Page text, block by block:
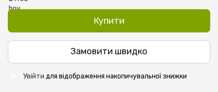
Купити
Замовити швидко
Увійти для відображення накопичувальної знижки